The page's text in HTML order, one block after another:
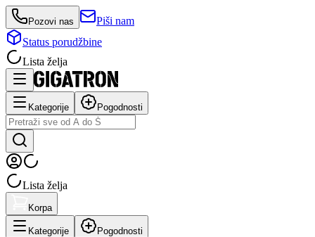
Pozovi nas
Piši nam
Status porudžbine
Lista želja
Kategorije Pogodnosti
Lista želja
Korpa
Kategorije Pogodnosti